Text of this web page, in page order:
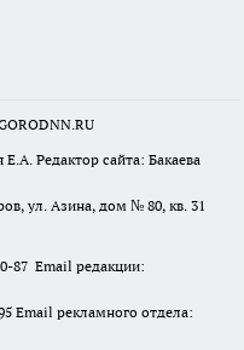
Редактор сайта: Бакаева
ул. Азина, дом № 80, кв. 31
87 Email редакции:
Email рекламного отдела: